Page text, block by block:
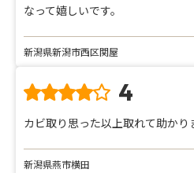
なって嬉しいです。
新潟県新潟市西区関屋
4
カビ取り思った以上取れて助かり
新潟県燕市横田